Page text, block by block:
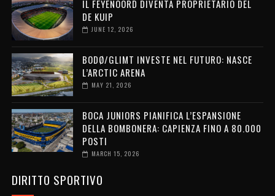
IL FEYENOORD DIVENTA PROPRIETARIO DEL
DE KUIP
JUNE 12, 2026
BODØ/GLIMT INVESTE NEL FUTURO: NASCE
L’ARCTIC ARENA
MAY 21, 2026
BOCA JUNIORS PIANIFICA L’ESPANSIONE
DELLA BOMBONERA: CAPIENZA FINO A 80.000
POSTI
MARCH 15, 2026
DIRITTO SPORTIVO